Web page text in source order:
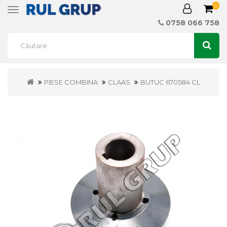
Toggle
0
0758 066 758
PIESE COMBINA CLAAS BUTUC 670584 CL